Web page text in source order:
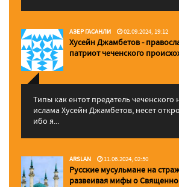
АЗЕР ГАСАНЛИ 02.09.2024, 19:12
Хусейн Джамбетов -
патриот чеченского
Типы как ентот предатель чеченского
ислама Хусейн Джамбетов, несет
ибо я...
ARSLAN 11.06.2024, 02:50
Русские мусульмане на
pазвеивая мифы о